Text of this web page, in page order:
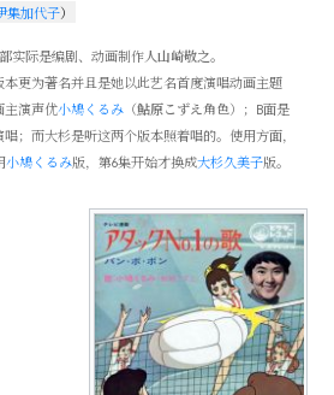
集加代子）
实际是编剧、动画制作人山崎敬之。
本更为著名并且是她以此艺名首度演唱动画主题
主演声优小鳩くるみ （鮎原こずえ角色）；B面是
唱；而大杉是听这两个版本照着唱的。使用方面，
小鳩くるみ版，第6集开始才换成大杉久美子版。